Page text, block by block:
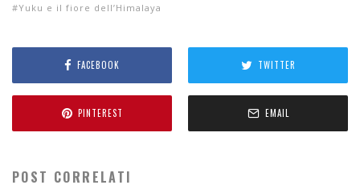
Yuku e il fiore dell’Himalaya
FACEBOOK TWITTER
PINTEREST EMAIL
POST CORRELATI